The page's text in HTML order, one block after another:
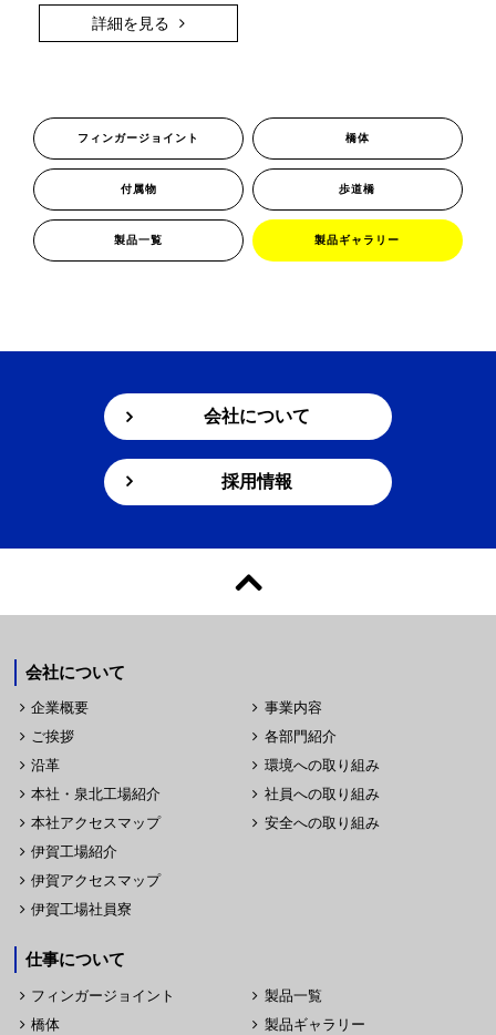
詳細を見る
フィンガージョイント 橋体
付属物 歩道橋
製品一覧 製品ギャラリー
会社について
採用情報
会社について
企業概要
ご挨拶
沿革
本社・泉北工場紹介
本社アクセスマップ
伊賀工場紹介
伊賀アクセスマップ
伊賀工場社員寮
事業内容
各部門紹介
環境への取り組み
社員への取り組み
安全への取り組み
仕事について
フィンガージョイント
橋体
製品一覧
製品ギャラリー